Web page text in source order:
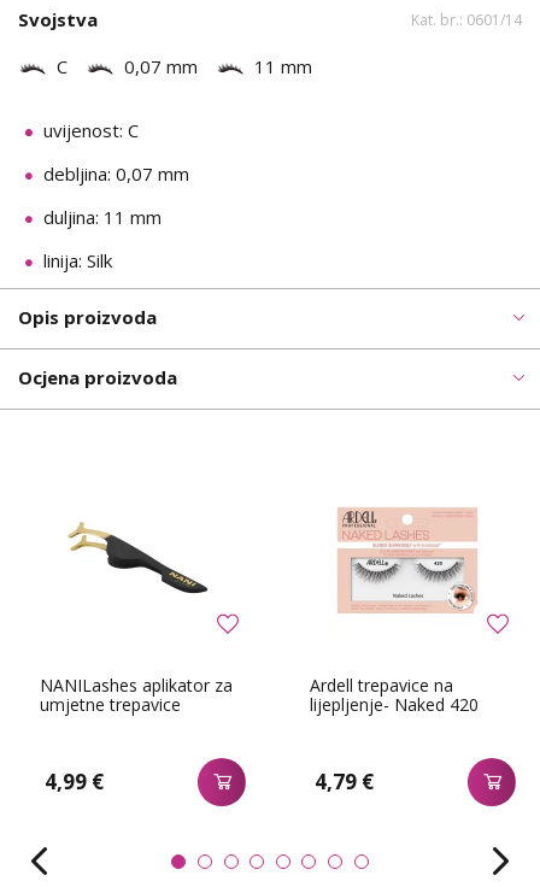
Svojstva Kat. br.: 0601/14
C 0,07 mm 11 mm
uvijenost: C
debljina: 0,07 mm
duljina: 11 mm
linija: Silk
Opis proizvoda
Ocjena proizvoda
NANILashes aplikator za
umjetne trepavice
4,99 €
Ardell trepavice na
lijepljenje- Naked 420
4,79 €